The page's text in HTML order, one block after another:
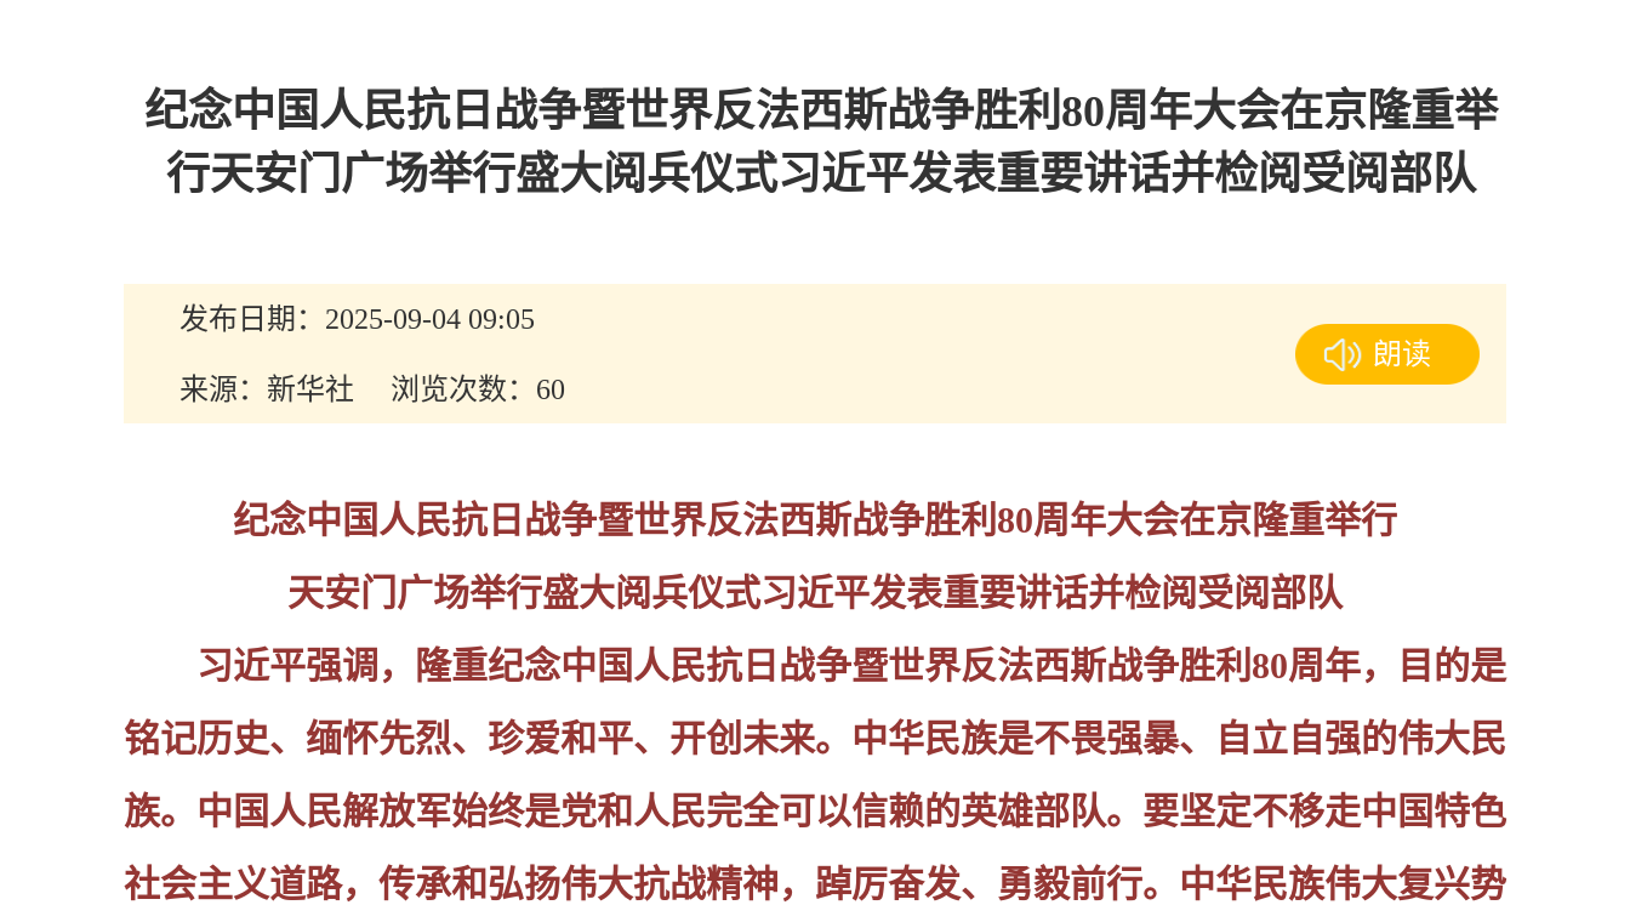
纪念中国人民抗日战争暨世界反法西斯战争胜利80周年大会在京隆重举
行天安门广场举行盛大阅兵仪式习近平发表重要讲话并检阅受阅部队
发布日期：2025-09-04 09:05
来源：新华社 浏览次数：60
朗读
纪念中国人民抗日战争暨世界反法西斯战争胜利80周年大会在京隆重举行
天安门广场举行盛大阅兵仪式习近平发表重要讲话并检阅受阅部队
习近平强调，隆重纪念中国人民抗日战争暨世界反法西斯战争胜利80周年，目的是
铭记历史、缅怀先烈、珍爱和平、开创未来。中华民族是不畏强暴、自立自强的伟大民
族。中国人民解放军始终是党和人民完全可以信赖的英雄部队。要坚定不移走中国特色
社会主义道路，传承和弘扬伟大抗战精神，踔厉奋发、勇毅前行。中华民族伟大复兴势